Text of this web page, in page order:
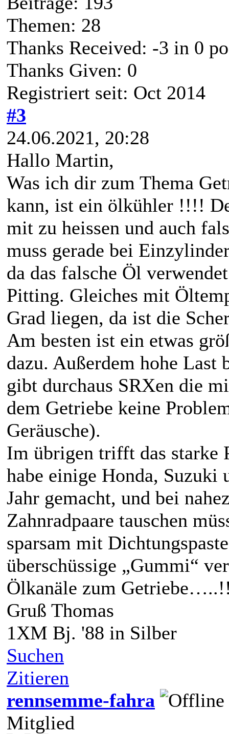
Themen: 28
Thanks Received: -3 in 0
Thanks Given: 0
Registriert seit: Oct 2014
#3
24.06.2021, 20:28
Hallo Martin,
Was ich dir zum Thema
kann, ist ein ölkühler !!!!
mit zu heissen und auch
muss gerade bei
da das falsche Öl
Pitting. Gleiches mit
Grad liegen, da ist die
Am besten ist ein etwas
dazu. Außerdem hohe Last
gibt durchaus SRXen die
dem Getriebe keine
Geräusche).
Im übrigen trifft das starke
habe einige Honda, Suzuki
Jahr gemacht, und bei
Zahnradpaare tauschen
sparsam mit
überschüssige „Gummi“
Ölkanäle zum
Gruß Thomas
1XM Bj. '88 in Silber
Suchen
Zitieren
rennsemme-fahra
Mitglied